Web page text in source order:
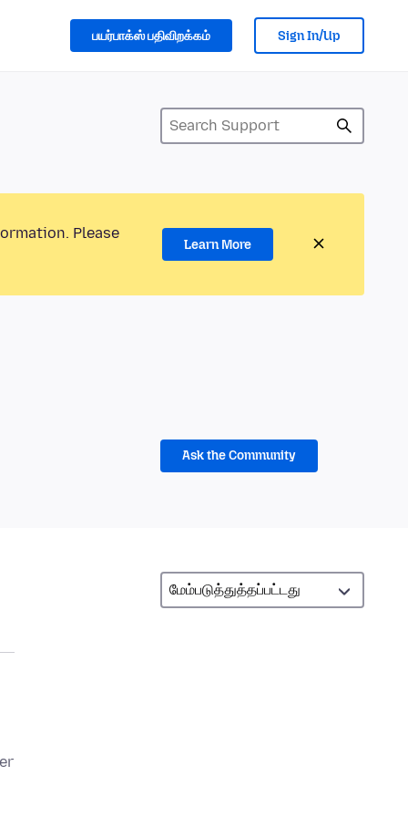
பயர்பாக்ஸ் பதிவிறக்கம் Sign In/Up
Please
Learn More
Ask the Community